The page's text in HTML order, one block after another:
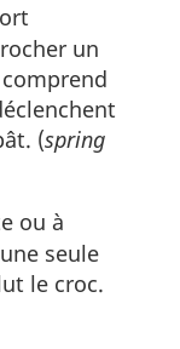
un
(spring
ou à
seule
le croc.